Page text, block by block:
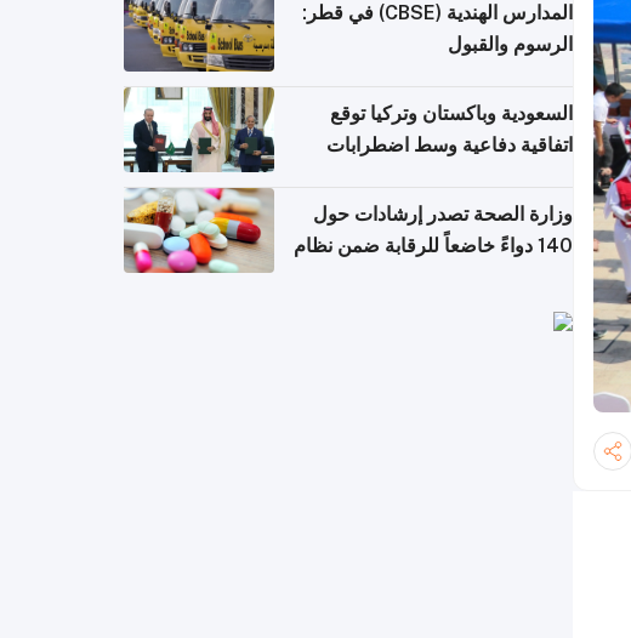
المدارس الهندية (CBSE) في قطر:
الرسوم والقبول
السعودية وباكستان وتركيا توقع
اتفاقية دفاعية وسط اضطرابات
وزارة الصحة تصدر إرشادات حول
140 دواءً خاضعاً للرقابة ضمن نظام